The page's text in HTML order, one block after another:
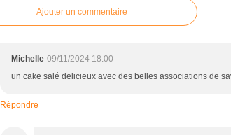
Ajouter un commentaire
Michelle 09/11/2024 18:00
un cake salé delicieux avec des belles associations de
Répondre